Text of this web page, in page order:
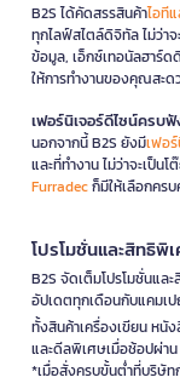
B2S ได้คัดสรรสินค้าไอที
ทุกไลฟ์สไตล์ดิจิทัล ไม่ว่าจ
ข้อมูล, เอ็กซ์เทอนัลฮาร์ด
ให้การทำงานของคุณสะ
เฟอร์นิเจอร์ดีไซน์ครบ
นอกจากนี้ B2S ยังมีเฟอ
และที่ทำงาน ไม่ว่าจะเป็น
Furradecก็มีให้เลือกคร
โปรโมชั่นและสิทธิพิ
B2S จัดเต็มโปรโมชั่นแล
อัปเดตทุกเดือนกับแคมเ
ทั้งสินค้าเครื่องเขียน หนั
และดีลพิเศษเมื่อช้อปผ่าน
*เมื่อสั่งครบขั้นต่ำที่บริษัท